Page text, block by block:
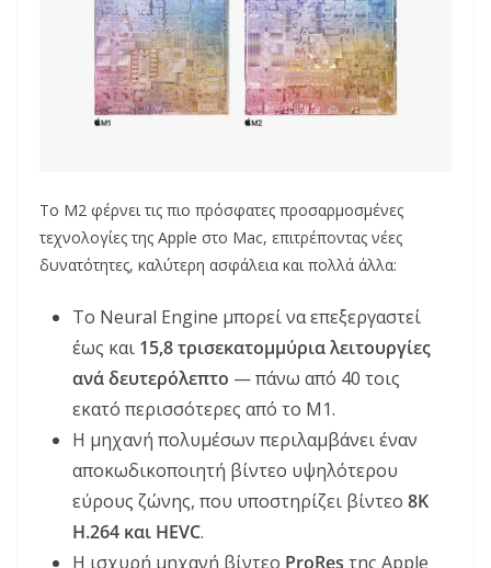
Το M2 φέρνει τις πιο πρόσφατες προσαρμοσμένες
τεχνολογίες της Apple στο Mac, επιτρέποντας νέες
δυνατότητες, καλύτερη ασφάλεια και πολλά άλλα:
Το Neural Engine μπορεί να επεξεργαστεί
έως και 15,8 τρισεκατομμύρια λειτουργίες
ανά δευτερόλεπτο — πάνω από 40 τοις
εκατό περισσότερες από το M1.
Η μηχανή πολυμέσων περιλαμβάνει έναν
αποκωδικοποιητή βίντεο υψηλότερου
εύρους ζώνης, που υποστηρίζει βίντεο 8K
H.264 και HEVC.
Η ισχυρή μηχανή βίντεο ProRes της Apple